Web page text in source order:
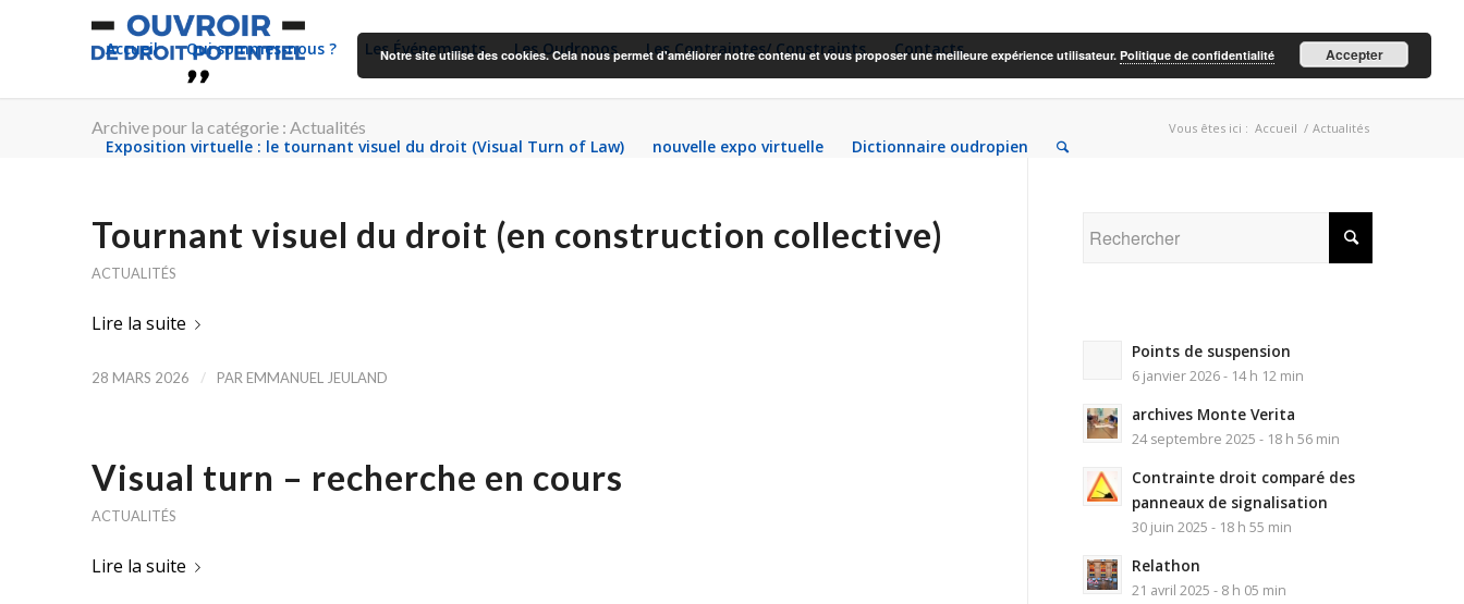
Accueil Qui sommes-nous ? Les Événements Les Oudropos Les Contraintes/ Constraints Contacts
Exposition virtuelle : le tournant visuel du droit (Visual Turn of Law) nouvelle expo virtuelle Dictionnaire oudropien
Archive pour la catégorie : Actualités Vous êtes ici : Accueil / Actualités
Tournant visuel du droit (en construction collective)
ACTUALITÉS
Lire la suite
28 MARS 2026 / PAR EMMANUEL JEULAND
Visual turn – recherche en cours
ACTUALITÉS
Lire la suite
Points de suspension
6 janvier 2026 - 14 h 12 min
archives Monte Verita
24 septembre 2025 - 18 h 56 min
Contrainte droit comparé des
panneaux de signalisation
30 juin 2025 - 18 h 55 min
Relathon
21 avril 2025 - 8 h 05 min
Notre site utilise des cookies. Cela nous permet d'améliorer notre contenu et vous proposer une meilleure expérience utilisateur. Politique de confidentialité Accepter